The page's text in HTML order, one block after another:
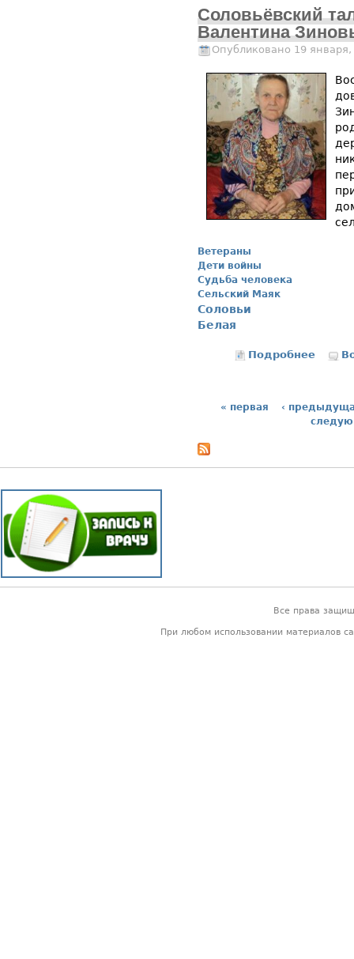
Соловьёвский
Валентина
Опубликовано 19
Ветераны
Дети войны
Судьба человека
Сельский Маяк
Соловьи
Белая
Подробнее о
« первая
‹
Все права
При любом использовании материалов